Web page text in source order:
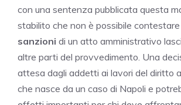
con una sentenza pubblicata questa
stabilito che non è possibile contestare
sanzioni di un atto amministrativo
altre parti del provvedimento. Una
attesa dagli addetti ai lavori del diritto
che nasce da un caso di Napoli e